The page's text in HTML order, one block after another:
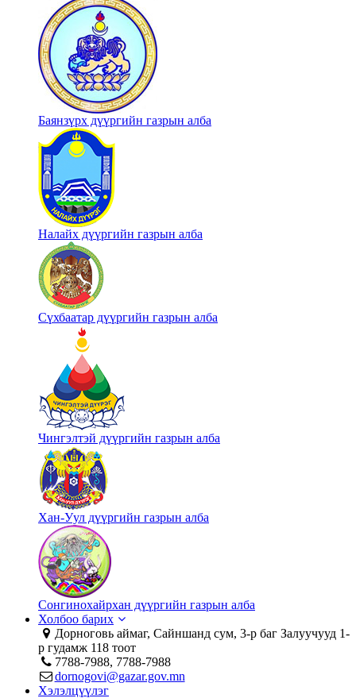
Баянзүрх дүүргийн газрын алба
Налайх дүүргийн газрын алба
Сүхбаатар дүүргийн газрын алба
Чингэлтэй дүүргийн газрын алба
Хан-Уул дүүргийн газрын алба
Сонгинохайрхан дүүргийн газрын алба
Холбоо барих
Дорноговь аймаг, Сайншанд сум, 3-р баг Залуучууд 1-
р гудамж 118 тоот
7788-7988, 7788-7988
dornogovi@gazar.gov.mn
Хэлэлцүүлэг